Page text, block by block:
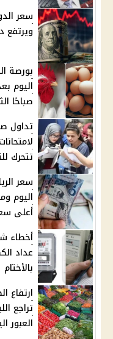
ويرتفع
بورصة
اليوم
صباحًا
تداول
تتحرك
سعر
اليوم
أعلى
أخطاء
عداد
بالأختام
ارتفاع
تراجع
العبور